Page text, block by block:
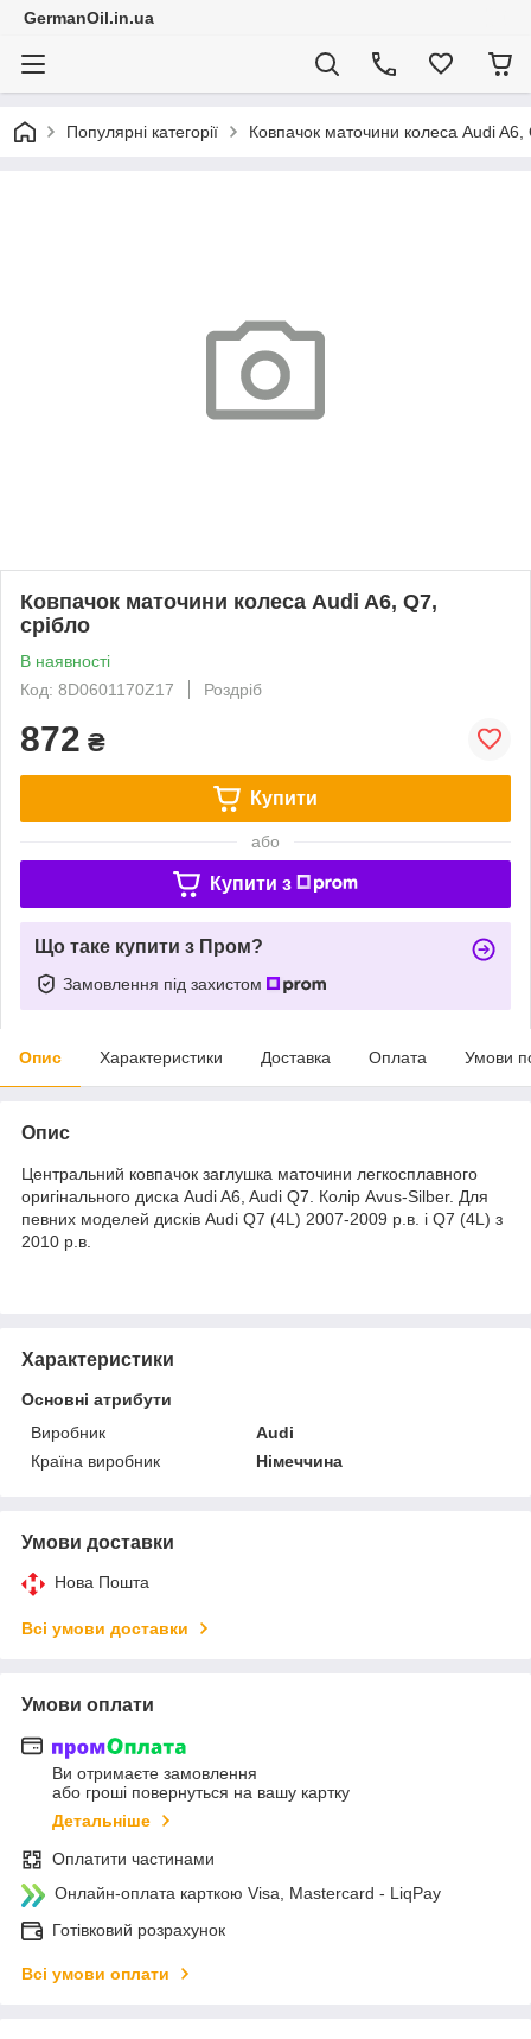
GermanOil.in.ua
Популярні категорії Ковпачок маточини колеса Audi A6,
Ковпачок маточини колеса Audi A6, Q7,
срібло
В наявності
Код: 8D0601170Z17
Роздріб
872 ₴
Купити
або
Купити з
Що таке купити з Пром?
Замовлення під захистом
Опис Характеристики Доставка Оплата Умови
Опис
Центральний ковпачок заглушка маточини легкосплавного
оригінального диска Audi A6, Audi Q7. Колір Avus-Silber. Для
певних моделей дисків Audi Q7 (4L) 2007-2009 р.в. і Q7 (4L) з
2010 р.в.
Характеристики
Основні атрибути
Виробник
Audi
Країна виробник
Німеччина
Умови доставки
Нова Пошта
Всі умови доставки
Умови оплати
Ви отримаєте замовлення
або гроші повернуться на вашу картку
Детальніше
Оплатити частинами
Онлайн-оплата карткою Visa, Mastercard - LiqPay
Готівковий розрахунок
Всі умови оплати